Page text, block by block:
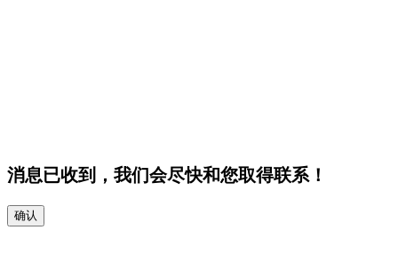
消息已收到，我们会尽快和您取得联系！
确认